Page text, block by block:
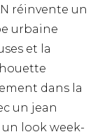
réinvente un
urbaine
et la
dans la
un jean
look week-